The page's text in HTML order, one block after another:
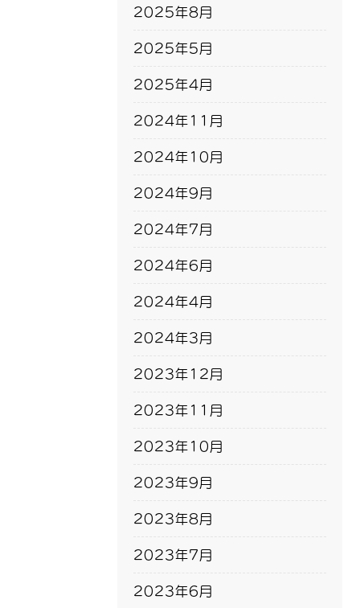
2025年8月
2025年5月
2025年4月
2024年11月
2024年10月
2024年9月
2024年7月
2024年6月
2024年4月
2024年3月
2023年12月
2023年11月
2023年10月
2023年9月
2023年8月
2023年7月
2023年6月